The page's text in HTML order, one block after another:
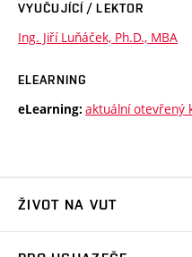
VYUČUJÍCÍ / LEKTOR
Ing. Jiří Luňáček, Ph.D., MBA
ELEARNING
eLearning: aktuální otevřený
ŽIVOT NA VUT